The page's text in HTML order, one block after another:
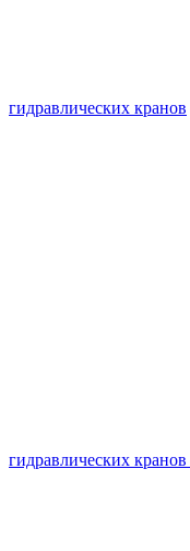
гидравлических кранов
гидравлических кранов